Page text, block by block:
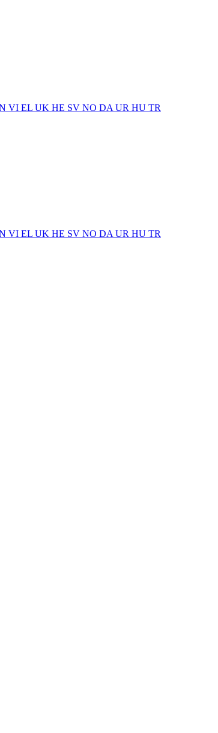
VI EL UK HE SV NO DA UR HU TR
VI EL UK HE SV NO DA UR HU TR